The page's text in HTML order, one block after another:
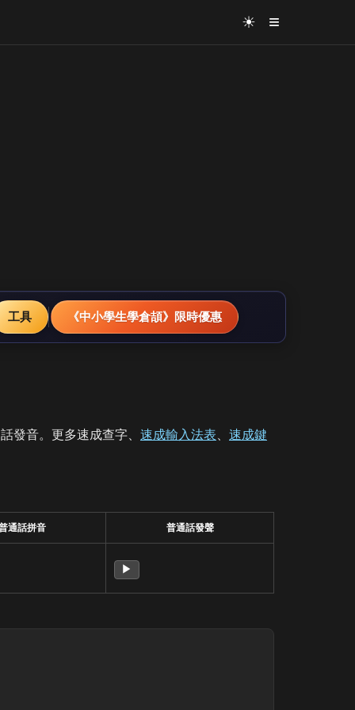
☀ ≡
工具 《中小學生學倉頡》限時優惠
發音。更多速成查字、 速成輸入法表、 速成鍵
通話拼音 普通話發聲
▶